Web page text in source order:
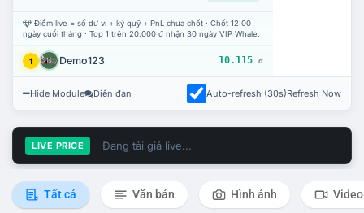
Điểm live = số dư ví + ký quỹ + PnL chưa chốt · Chốt 12:00
ngày cuối tháng · Top 1 trên 20.000 đ nhận 30 ngày VIP Whale.
1 Demo123 10.115 đ
Hide Module Diễn đàn Auto-refresh (30s)Refresh Now
LIVE PRICE Đang tải giá live...
Tất cả Văn bản Hình ảnh Video